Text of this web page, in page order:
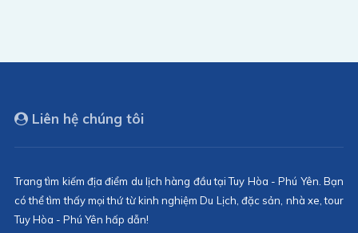
Liên hệ chúng tôi
Trang tìm kiếm địa điểm du lịch hàng đầu tại Tuy Hòa - Phú Yên. Bạn
có thể tìm thấy mọi thứ từ kinh nghiệm Du Lịch, đặc sản, nhà xe, tour
Tuy Hòa - Phú Yên hấp dẫn!